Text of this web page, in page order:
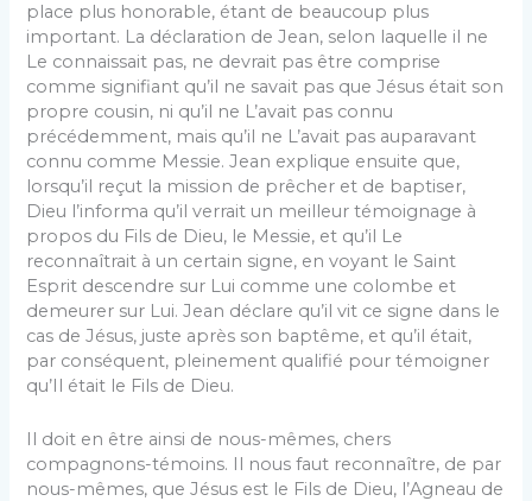
place plus honorable, étant de beaucoup plus
important. La déclaration de Jean, selon laquelle il ne
Le connaissait pas, ne devrait pas être comprise
comme signifiant qu’il ne savait pas que Jésus était son
propre cousin, ni qu’il ne L’avait pas connu
précédemment, mais qu’il ne L’avait pas auparavant
connu comme Messie. Jean explique ensuite que,
lorsqu’il reçut la mission de prêcher et de baptiser,
Dieu l’informa qu’il verrait un meilleur témoignage à
propos du Fils de Dieu, le Messie, et qu’il Le
reconnaîtrait à un certain signe, en voyant le Saint
Esprit descendre sur Lui comme une colombe et
demeurer sur Lui. Jean déclare qu’il vit ce signe dans le
cas de Jésus, juste après son baptême, et qu’il était,
par conséquent, pleinement qualifié pour témoigner
qu’Il était le Fils de Dieu.
Il doit en être ainsi de nous-mêmes, chers
compagnons-témoins. Il nous faut reconnaître, de par
nous-mêmes, que Jésus est le Fils de Dieu, l’Agneau de